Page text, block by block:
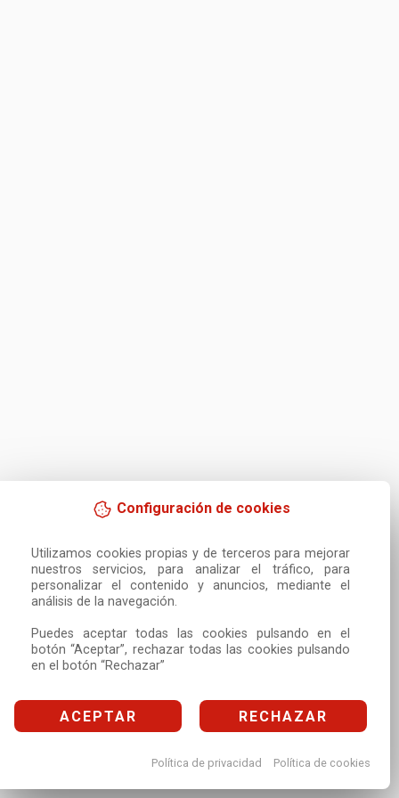
Configuración de cookies
Utilizamos cookies propias y de terceros para mejorar
nuestros servicios, para analizar el tráfico, para
personalizar el contenido y anuncios, mediante el
análisis de la navegación.
Puedes aceptar todas las cookies pulsando en el
botón “Aceptar”, rechazar todas las cookies pulsando
en el botón “Rechazar”
ACEPTAR RECHAZAR
Política de privacidad Política de cookies